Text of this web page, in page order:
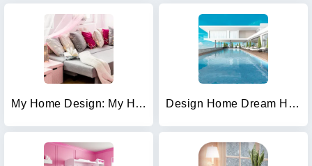
My Home Design: My House Games Design Home Dream House Games